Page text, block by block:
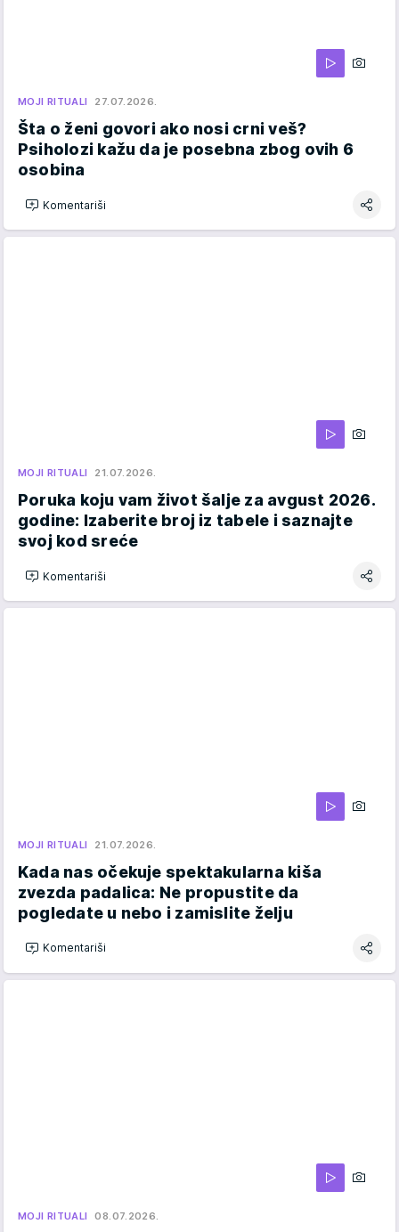
MOJI RITUALI 27.07.2026.
Šta o ženi govori ako nosi crni veš?
Psiholozi kažu da je posebna zbog ovih 6
osobina
Komentariši
MOJI RITUALI 21.07.2026.
Poruka koju vam život šalje za avgust 2026.
godine: Izaberite broj iz tabele i saznajte
svoj kod sreće
Komentariši
MOJI RITUALI 21.07.2026.
Kada nas očekuje spektakularna kiša
zvezda padalica: Ne propustite da
pogledate u nebo i zamislite želju
Komentariši
MOJI RITUALI 08.07.2026.